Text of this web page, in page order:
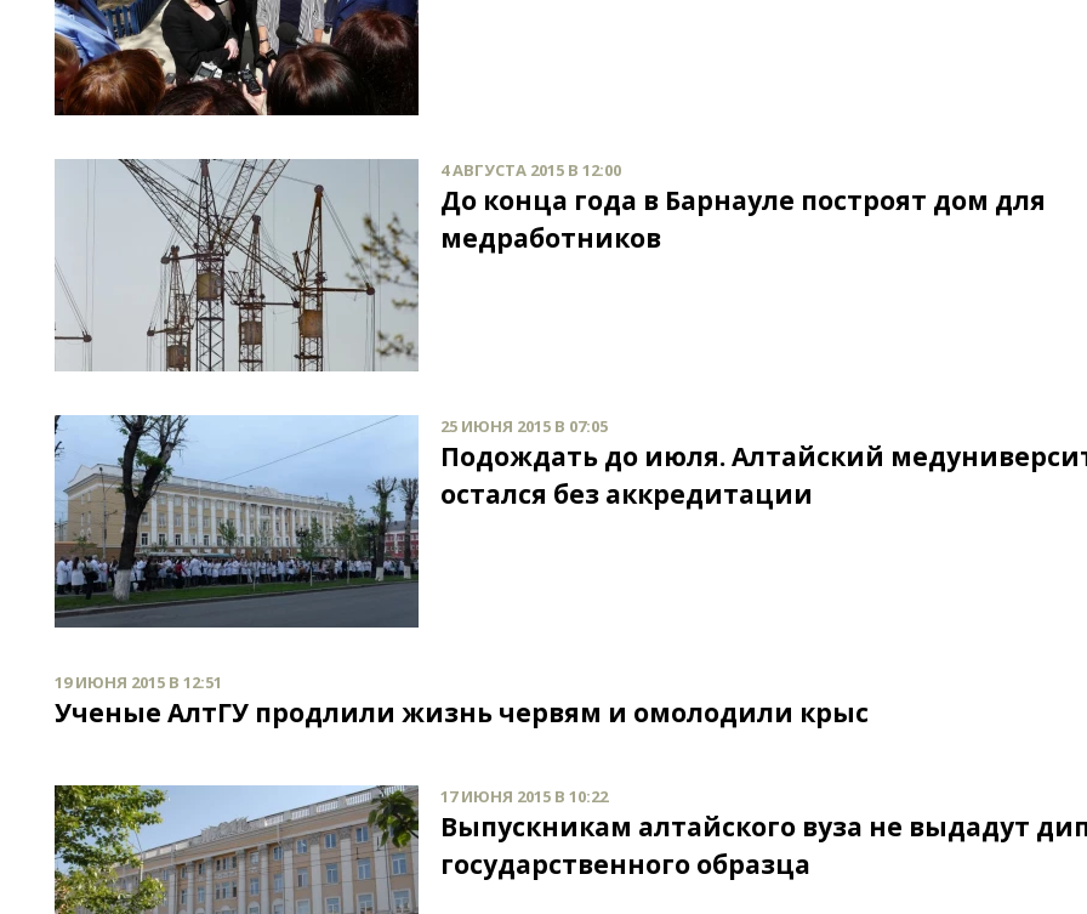
4 АВГУСТА 2015 В 12:00
До конца года в Барнауле построят дом для
медработников
25 ИЮНЯ 2015 В 07:05
Подождать до июля. Алтайский
остался без аккредитации
19 ИЮНЯ 2015 В 12:51
Ученые АлтГУ продлили жизнь червям и омолодили крыс
17 ИЮНЯ 2015 В 10:22
Выпускникам алтайского вуза не выдадут
государственного образца